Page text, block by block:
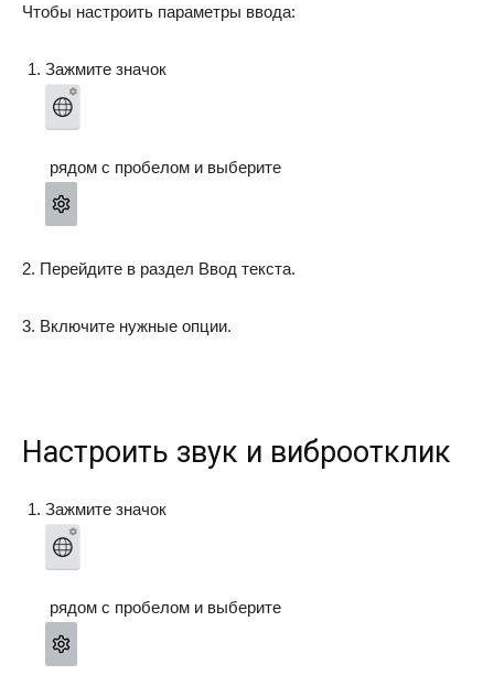
Чтобы настроить параметры ввода:
Зажмите значок
рядом с пробелом и выберите
2. Перейдите в раздел Ввод текста.
3. Включите нужные опции.
Настроить звук и виброотклик
Зажмите значок
рядом с пробелом и выберите